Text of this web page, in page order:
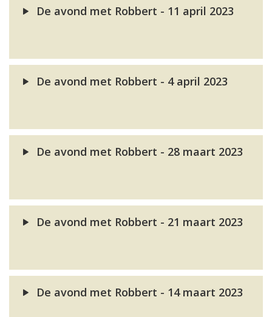
De avond met Robbert - 11 april 2023
De avond met Robbert - 4 april 2023
De avond met Robbert - 28 maart 2023
De avond met Robbert - 21 maart 2023
De avond met Robbert - 14 maart 2023